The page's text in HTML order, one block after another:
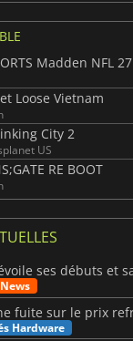
Madden NFL 27
Loose Vietnam
City 2
US
RE BOOT
Hardware